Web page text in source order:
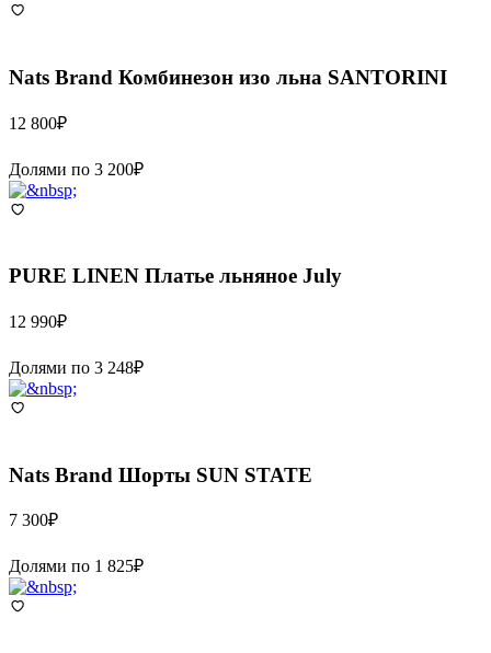
Nats Brand Комбинезон изо льна SANTORINI
12 800₽
Долями по 3 200₽
PURE LINEN Платье льняное July
12 990₽
Долями по 3 248₽
Nats Brand Шорты SUN STATE
7 300₽
Долями по 1 825₽